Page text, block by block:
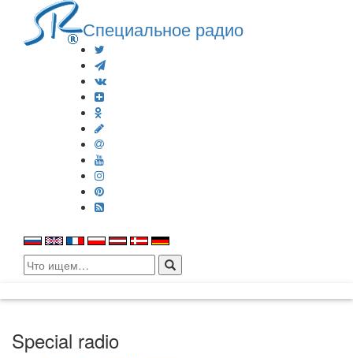
Специальное радио
Search
for:
Special radio